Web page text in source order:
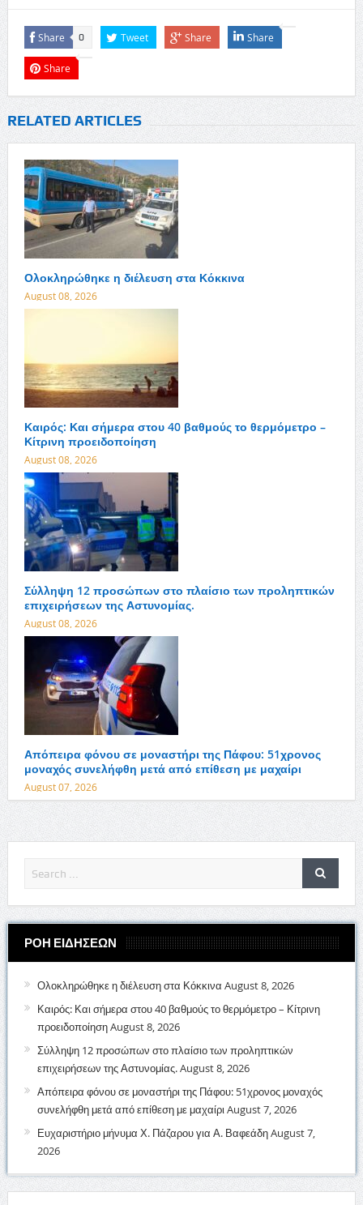
Share 0 Tweet Share Share
Share
RELATED ARTICLES
Ολοκληρώθηκε η διέλευση στα Κόκκινα
August 08, 2026
Καιρός: Και σήμερα στου 40 βαθμούς το θερμόμετρο –
Κίτρινη προειδοποίηση
August 08, 2026
Σύλληψη 12 προσώπων στο πλαίσιο των προληπτικών
επιχειρήσεων της Αστυνομίας.
August 08, 2026
Απόπειρα φόνου σε μοναστήρι της Πάφου: 51χρονος
μοναχός συνελήφθη μετά από επίθεση με μαχαίρι
August 07, 2026
ΡΟΗ ΕΙΔΗΣΕΩΝ
Ολοκληρώθηκε η διέλευση στα Κόκκινα August 8, 2026
Καιρός: Και σήμερα στου 40 βαθμούς το θερμόμετρο – Κίτρινη
προειδοποίησηAugust 8, 2026
Σύλληψη 12 προσώπων στο πλαίσιο των προληπτικών
επιχειρήσεων της Αστυνομίας.August 8, 2026
Απόπειρα φόνου σε μοναστήρι της Πάφου: 51χρονος μοναχός
συνελήφθη μετά από επίθεση με μαχαίριAugust 7, 2026
Ευχαριστήριο μήνυμα Χ. Πάζαρου για Α. ΒαφεάδηAugust 7,
2026